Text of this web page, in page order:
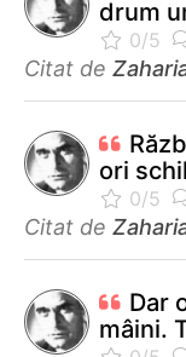
drum
Citat de
ori
Citat de
Dar
mâini.